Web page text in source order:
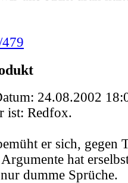
24.08.2002
ist: Redfox.
er sich, gegen
hat
dumme Sprüche.